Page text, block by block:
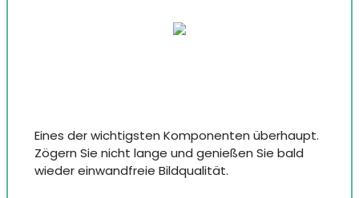
Eines der wichtigsten Komponenten überhaupt.
Zögern Sie nicht lange und genießen Sie bald
wieder einwandfreie Bildqualität.